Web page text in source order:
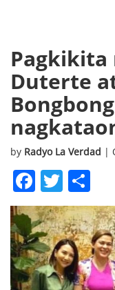
Pagkikita
Duterte
by Radyo La Verdad |